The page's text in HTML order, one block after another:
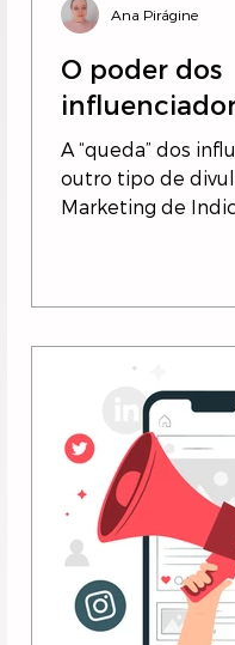
O poder dos
A “queda” dos
outro tipo de
Marketing de
Ana Pirágine